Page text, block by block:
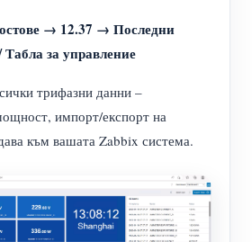
→ 12.37 → Последни
за управление
трифазни данни –
импорт/експорт на
към вашата Zabbix система.